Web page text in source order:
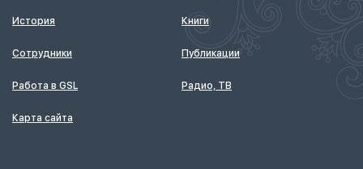
История
Сотрудники
Работа в GSL
Карта сайта
Книги
Публикации
Радио, ТВ